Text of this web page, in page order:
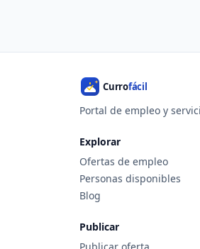
Portal de empleo y
Explorar
Ofertas de empleo
Personas disponibles
Blog
Publicar